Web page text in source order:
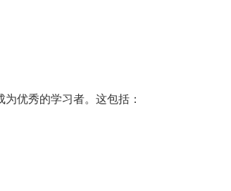
优秀的学习者。这包括：